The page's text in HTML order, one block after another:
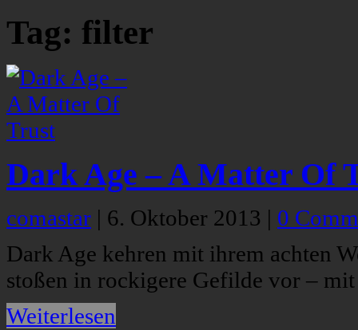
Tag: filter
Dark Age – A Matter Of
comastar | 6. Oktober 2013 | 0
Dark Age kehren mit ihrem achten
stoßen in rockigere Gefilde vor –
Weiterlesen